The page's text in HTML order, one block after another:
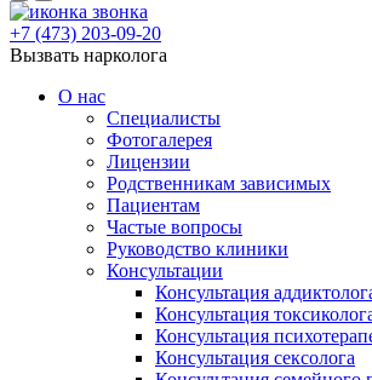
+7 (473) 203-09-20
Вызвать нарколога
О нас
Специалисты
Фотогалерея
Лицензии
Родственникам зависимых
Пациентам
Частые вопросы
Руководство клиники
Консультации
Консультация
Консультация
Консультация
Консультация сексолога